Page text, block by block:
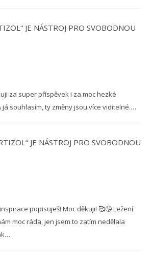
JE NÁSTROJ PRO SVOBODNOU
za super příspěvek i za moc hezké
já souhlasím, ty změny jsou více viditelné.…
JE NÁSTROJ PRO SVOBODNOU
popisuješ! Moc děkuji! 🥰😘 Ležení
moc ráda, jen jsem to zatím nedělala